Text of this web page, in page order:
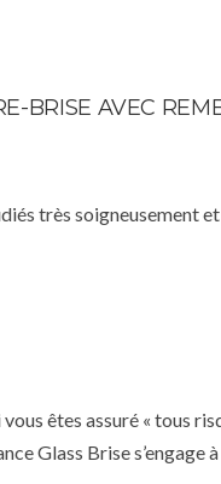
BRISE AVEC
très soigneusement
êtes assuré « tous
Glass Brise s’engage